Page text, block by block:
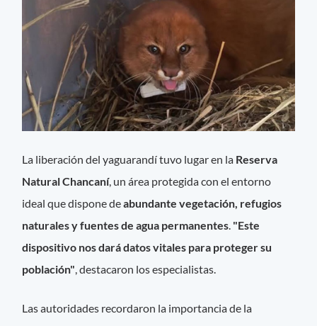
La liberación del yaguarandí tuvo lugar en la Reserva
Natural Chancaní, un área protegida con el entorno
ideal que dispone deabundante vegetación, refugios
naturales y fuentes de agua permanentes "Este
dispositivo nos dará datos vitales para proteger su
población" , destacaron los especialistas.
Las autoridades recordaron la importancia de la